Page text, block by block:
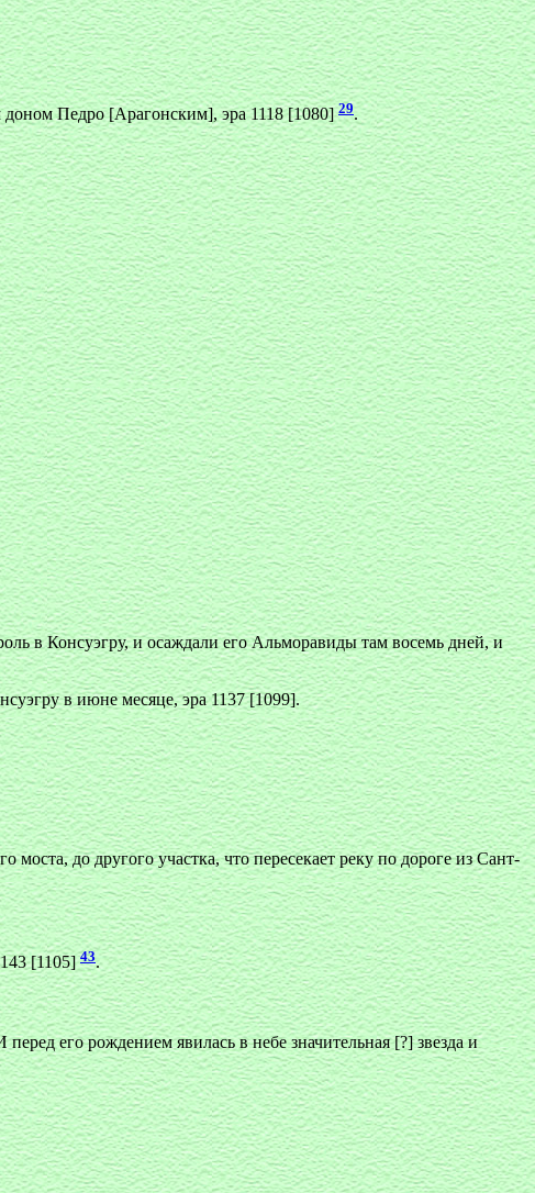
доном Педро [Арагонским], эра 1118 [1080]29.
в Консуэгру, и осаждали его Альморавиды там восемь дней, и
в июне месяце, эра 1137 [1099].
до другого участка, что пересекает реку по дороге из Сант-
[1105]43.
его рождением явилась в небе значительная [?] звезда и